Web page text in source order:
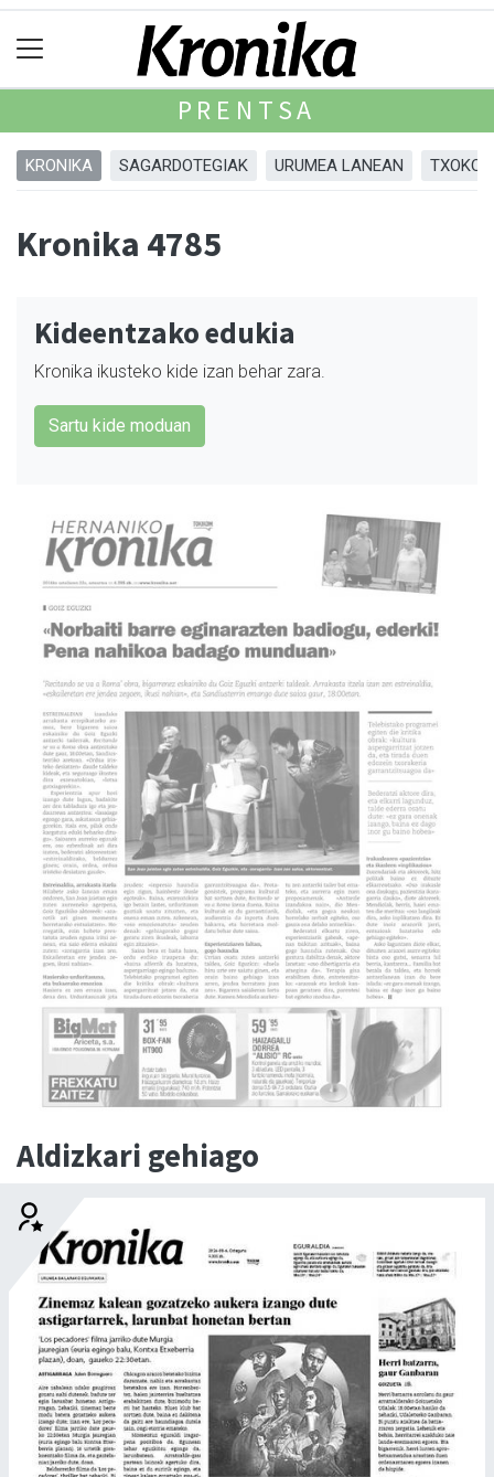
PRENTSA
KRONIKA SAGARDOTEGIAK URUMEA LANEAN
Kronika 4785
Kideentzako edukia
Kronika ikusteko kide izan behar zara.
Sartu kide moduan
Aldizkari gehiago